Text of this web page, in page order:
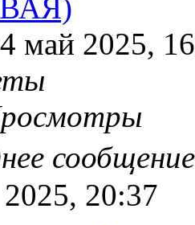
май 2025,
20:37